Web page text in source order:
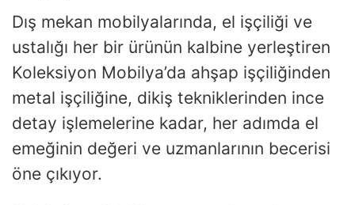
Dış mekan mobilyalarında, el işçiliği ve
ustalığı her bir ürünün kalbine yerleştiren
Koleksiyon Mobilya’da ahşap işçiliğinden
metal işçiliğine, dikiş tekniklerinden ince
detay işlemelerine kadar, her adımda el
emeğinin değeri ve uzmanlarının becerisi
öne çıkıyor.